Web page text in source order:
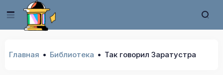
Главная Библиотека Так говорил Заратустра